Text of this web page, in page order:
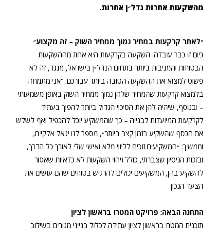
מהשקעות אחרות נדל״ן אחרות.
״לאתר קרקעות במחיר נמוך ממחיר השוק – זה מקצוע״
כיום זו כבר עובדה: השקעה בקרקעות היא אחת מההשקעות
הבטוחות והמניבות ביותר בתחום הנדל״ן בישראל, מנגד, זה לא
פשוט למצוא את ההשקעה הטובה ביותר עבורכם. “אני מתמחה
בלמצוא קרקעות שהמחיר שלהן נמוך ממחיר השוק באופן משמעותי
– ובנוסף, שיהיה להן את הסיכוי הגדול ביותר להפוך בעתיד
לקרקעות המיועדות לבנייה – כך שהמשקיע יוכל להכפיל ואף לשלש
את הכסף שהשקיע בזמן קצר ביותר״, מספר לנו יגאל אלקיים,
וממשיך: ״המשקיעים זוכים לליווי מלא ואישי שלי לאורך כל הדרך,
ובזכות הניסיון שצברתי, כולל זיהוי השקעות לא כדאיות שאסור
להשקיע בהן, המשקיעים יכולים להרגיש בטוחים שהם עושים את
הצעד הנכון.
התחנה הבאה: פרויקט המטרו בראשון לציון
תוכנית המטרו בראשון לציון עתידה לכלול בנייני מגורים בשילוב